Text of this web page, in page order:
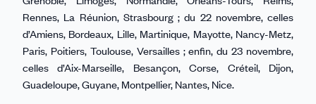
Rennes, La Réunion, Strasbourg ; du 22 novembre, celles
d’Amiens, Bordeaux, Lille, Martinique, Mayotte, Nancy-Metz,
Paris, Poitiers, Toulouse, Versailles ; enfin, du 23 novembre,
celles d’Aix-Marseille, Besançon, Corse, Créteil, Dijon,
Guadeloupe, Guyane, Montpellier, Nantes, Nice.